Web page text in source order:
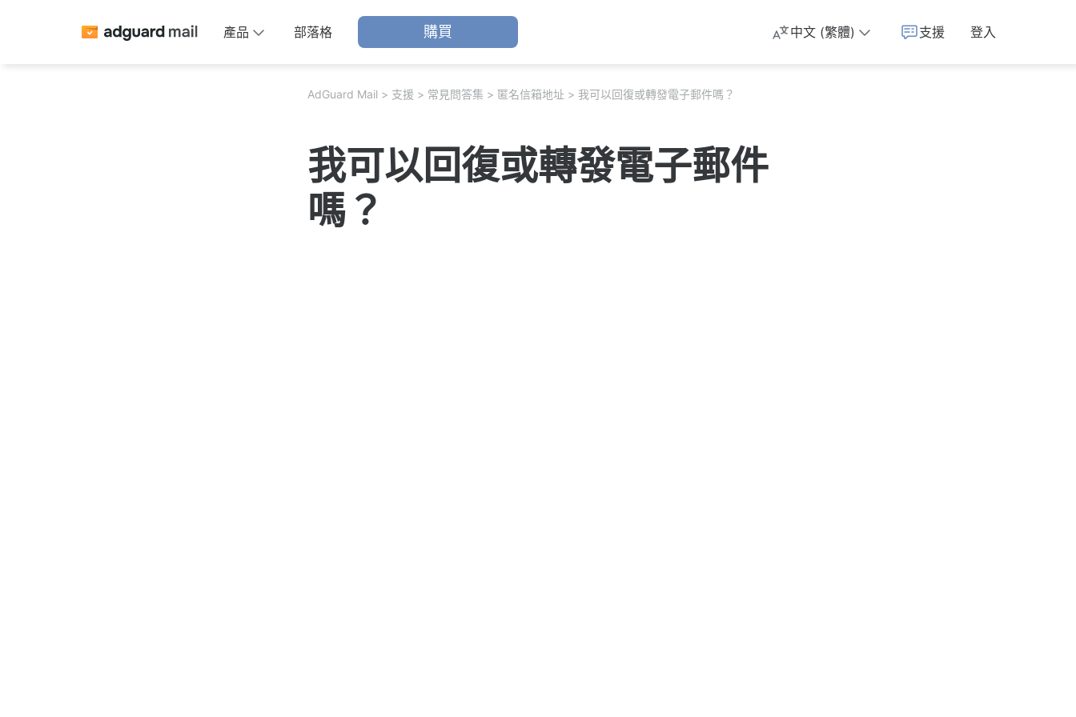
產品 部落格 購買 中文 (繁體) 支援 登入
AdGuard Mail 支援 常見問答集 匿名信箱地址 我可以回復或轉發電子郵件嗎？
我可以回復或轉發電子郵件
嗎？